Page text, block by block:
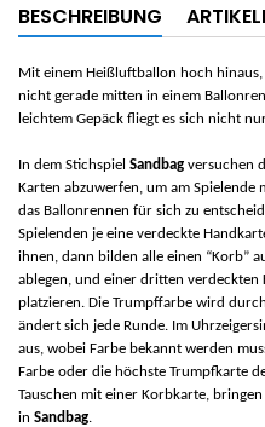
BESCHREIBUNG
Mit einem Heißluftballon hoch
nicht gerade mitten in einem
leichtem Gepäck fliegt es sich nicht
In dem Stichspiel Sandbag versuchen
Karten abzuwerfen, um am Spielende
das Ballonrennen für sich zu
Spielenden je eine verdeckte
ihnen, dann bilden alle einen “Korb”
ablegen, und einer dritten verdeckten
platzieren. Die Trumpffarbe wird
ändert sich jede Runde. Im
aus, wobei Farbe bekannt werden
Farbe oder die höchste Trumpfkarte
Tauschen mit einer Korbkarte,
in Sandbag.